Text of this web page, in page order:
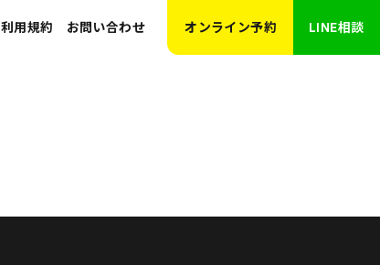
利用規約 お問い合わせ オンライン予約 LINE相談